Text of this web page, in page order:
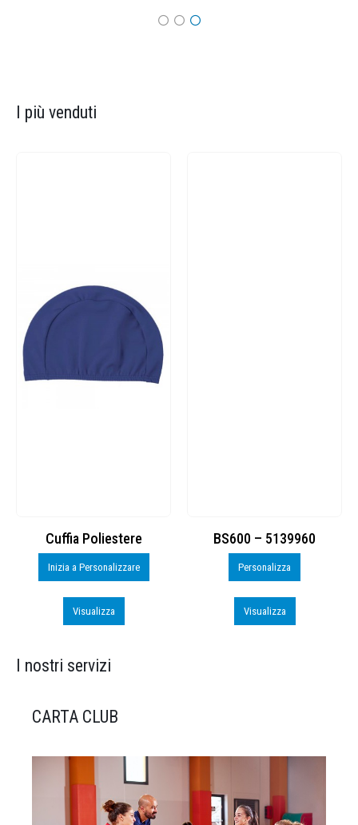
I più venduti
Cuffia Poliestere
Inizia a Personalizzare
Visualizza
BS600 – 5139960
Personalizza
Visualizza
I nostri servizi
CARTA CLUB